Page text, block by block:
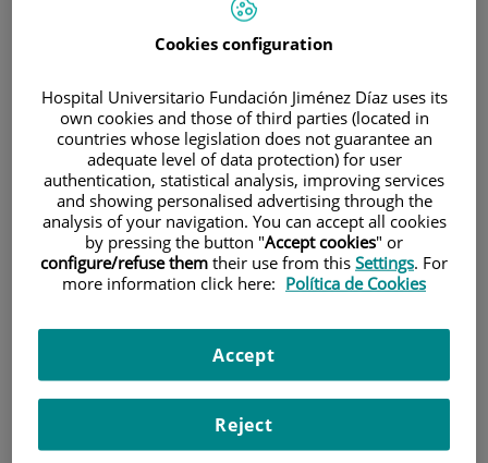
Research
Cookies configuration
Hospital Universitario Fundación Jiménez Díaz uses its
own cookies and those of third parties (located in
countries whose legislation does not guarantee an
adequate level of data protection) for user
authentication, statistical analysis, improving services
and showing personalised advertising through the
analysis of your navigation. You can accept all cookies
by pressing the button "Accept cookies" or
configure/refuse them their use from this Settings. For
more information click here: Política de Cookies
Reject
Accept